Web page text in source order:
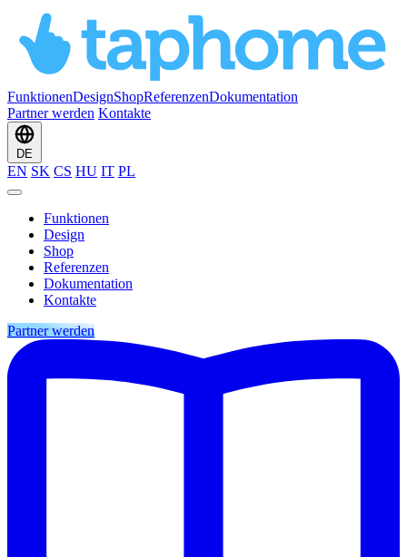
FunktionenDesignShopReferenzenDokumentation
Partner werden Kontakte
DE
EN SK CS HU IT PL
Funktionen
Design
Shop
Referenzen
Dokumentation
Kontakte
Partner werden